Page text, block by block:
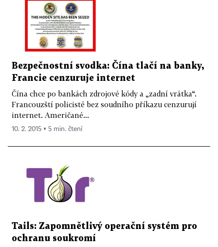
Bezpečnostní svodka: Čína tlačí na banky,
Francie cenzuruje internet
Čína chce po bankách zdrojové kódy a „zadní vrátka“.
Francouzští policisté bez soudního příkazu cenzurují
internet. Američané...
10. 2. 2015 ▪ 5 min. čtení
Tails: Zapomnětlivý operační systém pro
ochranu soukromí